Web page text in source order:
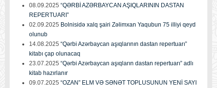
08.09.2025 “QƏRBİ AZƏRBAYCAN AŞIQLARININ DASTAN
REPERTUARI”
02.09.2025 Bolnisidə xalq şairi Zəlimxan Yaqubun 75 illiyi qeyd
olunub
14.08.2025 “Qərbi Azərbaycan aşıqlarının dastan repertuarı”
kitabı çap olunacaq
23.07.2025 “Qərbi Azərbaycan aşıqların dastan repertuarı” adlı
kitab hazırlanır
09.07.2025 “OZAN” ELM VƏ SƏNƏT TOPLUSUNUN YENİ SAYI